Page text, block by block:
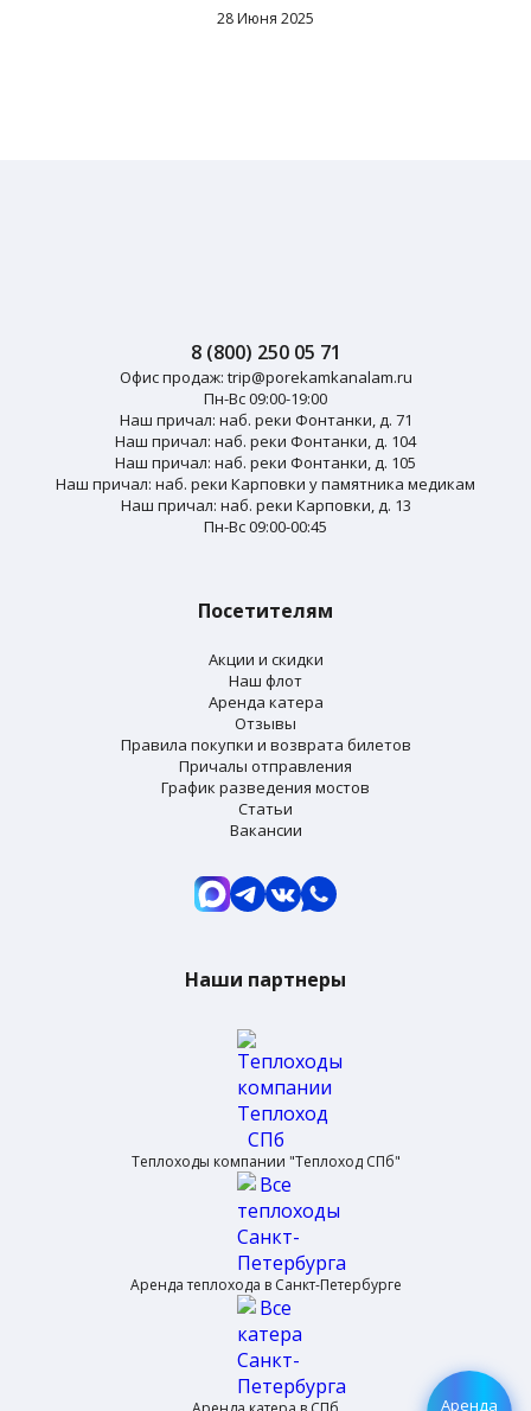
28 Июня 2025
Посетителям
Акции и скидки
Наш флот
Аренда катера
Отзывы
Правила покупки и возврата билетов
Причалы отправления
График разведения мостов
Статьи
Вакансии
8 (800) 250 05 71
Офис продаж: trip@porekamkanalam.ru
Пн-Вс 09:00-19:00
Наш причал: наб. реки Фонтанки, д. 71
Наш причал: наб. реки Фонтанки, д. 104
Наш причал: наб. реки Фонтанки, д. 105
Наш причал: наб. реки Карповки у памятника медикам
Наш причал: наб. реки Карповки, д. 13
Пн-Вс 09:00-00:45
Наши партнеры
Теплоходы компании "Теплоход СПб"
Аренда теплохода в Санкт-Петербурге
Аренда